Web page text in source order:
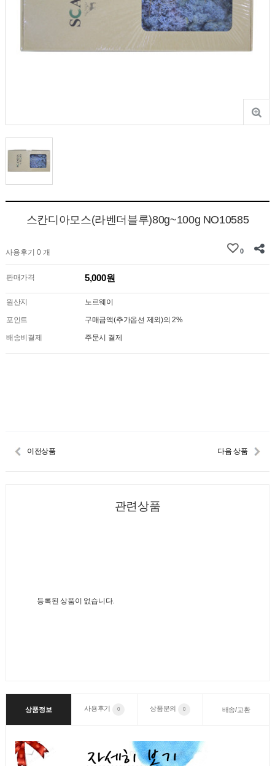
스칸디아모스(라벤더블루)80g~100g NO10585
사용후기 0 개 0
판매가격 5,000원
원산지 노르웨이
포인트 구매금액(추가옵션 제외)의 2%
배송비결제 주문시 결제
이전상품 다음 상품
관련상품
등록된 상품이 없습니다.
상품정보 사용후기 0 상품문의 0 배송/교환